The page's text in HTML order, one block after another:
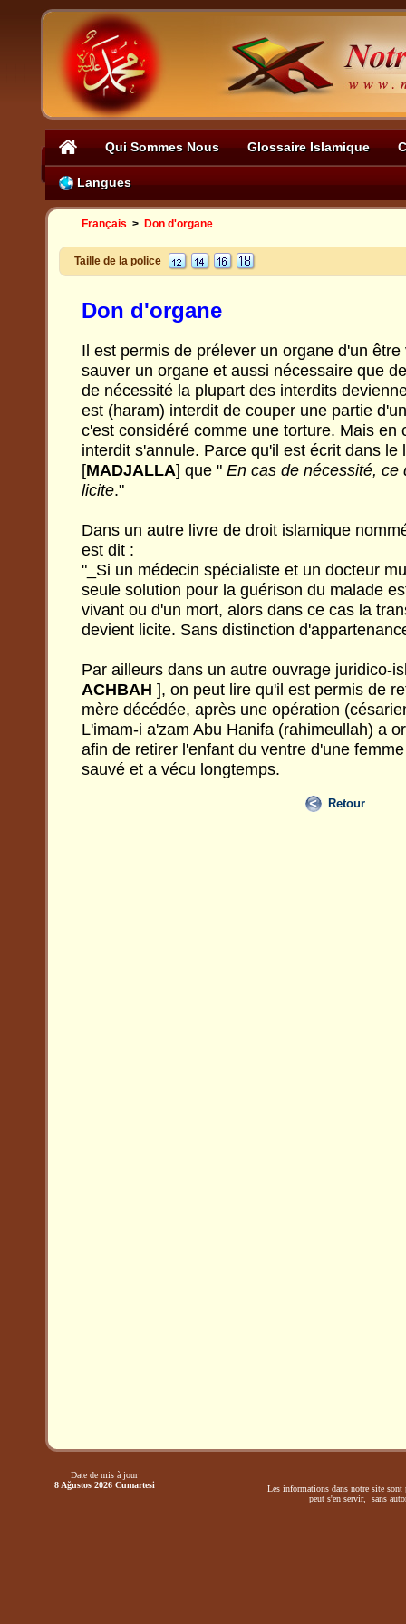
Qui Sommes Nous Glossaire Islamique
Langues
Français > Don d'organe
Taille de la police
Don d'organe
Il est permis de prélever un organe d'un
sauver un organe et aussi nécessaire que
de nécessité la plupart des interdits
est (haram) interdit de couper une partie
c'est considéré comme une torture. Mais en
interdit s'annule. Parce qu'il est écrit dans le
[MADJALLA] que " En cas de nécessité, ce
licite."
Dans un autre livre de droit islamique
est dit :
"_Si un médecin spécialiste et un docteur
seule solution pour la guérison du malade
vivant ou d'un mort, alors dans ce cas la
devient licite. Sans distinction
Par ailleurs dans un autre ouvrage juridico-
ACHBAH ], on peut lire qu'il est permis de
mère décédée, après une opération
L'imam-i a'zam Abu Hanifa (rahimeullah) a
afin de retirer l'enfant du ventre d'une
sauvé et a vécu longtemps.
Retour
Date de mis à jour
8 Ağustos 2026 Cumartesi
Les informations dans notre site
peut s'en servir, sans